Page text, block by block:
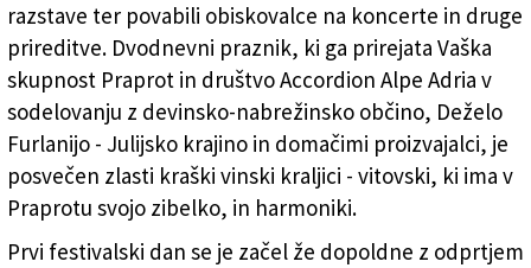
razstave ter povabili obiskovalce na koncerte in druge
prireditve. Dvodnevni praznik, ki ga prirejata Vaška
skupnost Praprot in društvo Accordion Alpe Adria v
sodelovanju z devinsko-nabrežinsko občino, Deželo
Furlanijo - Julijsko krajino in domačimi proizvajalci, je
posvečen zlasti kraški vinski kraljici - vitovski, ki ima v
Praprotu svojo zibelko, in harmoniki.
Prvi festivalski dan se je začel že dopoldne z odprtjem